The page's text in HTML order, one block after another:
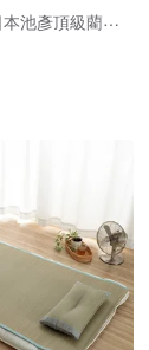
IKEHIKO專賣店｜日本池彥頂級藺草製品｜讓生活與自然更靠近